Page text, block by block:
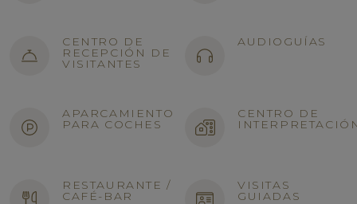
CENTRO DE
RECEPCIÓN DE
VISITANTES
AUDIOGUÍAS
APARCAMIENTO
PARA COCHES
CENTRO DE
RESTAURANTE /
CAFÉ-BAR
VISITAS
GUIADAS